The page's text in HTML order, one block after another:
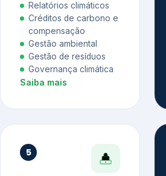
Relatórios climáticos
Créditos de carbono e
compensação
Gestão ambiental
Gestão de resíduos
Governança climática
Saiba mais
5